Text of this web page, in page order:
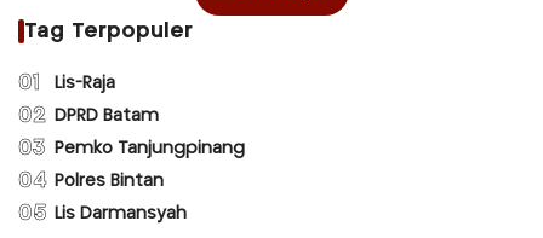
Tag Terpopuler
01 Lis-Raja
02 DPRD Batam
03 Pemko Tanjungpinang
04 Polres Bintan
05 Lis Darmansyah